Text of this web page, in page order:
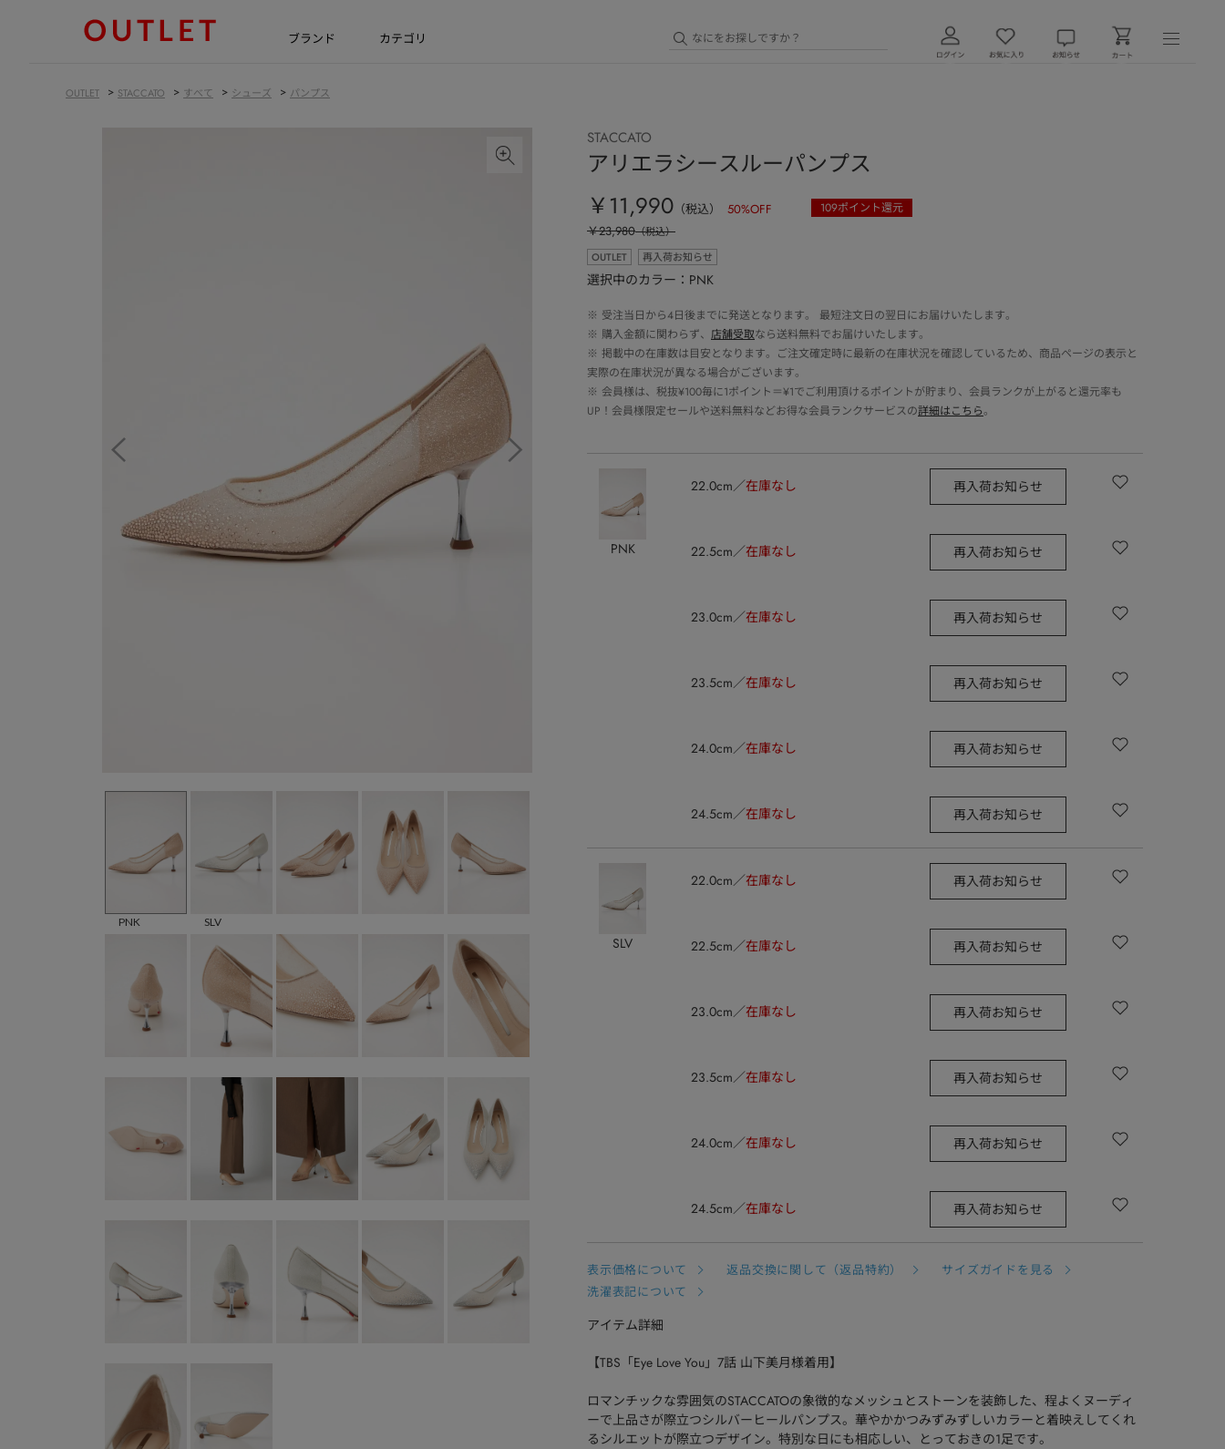
ブランド カテゴリ
OUTLET > STACCATO > すべて > シューズ > パンプス
PNK SLV
STACCATO
アリエラシースルーパンプス
￥11,990 （税込） 50%OFF 109ポイント還元
￥23,980（税込）
OUTLET
再入荷お知らせ
選択中のカラー：PNK
※ 受注当日から4日後までに発送となります。 最短注文日の翌日にお届けいたします。
※ 購入金額に関わらず、 店舗受取なら送料無料でお届けいたします。
※ 掲載中の在庫数は目安となります。ご注文確定時に最新の在庫状況を確認しているため、商品ページの表示と
実際の在庫状況が異なる場合がございます。
※ 会員様は、税抜¥100毎に1ポイント＝¥1でご利用頂けるポイントが貯まり、会員ランクが上がると還元率も
UP！会員様限定セールや送料無料などお得な会員ランクサービスの詳細はこちら。
PNK
22.0cm 在庫なし 再入荷お知らせ
22.5cm 在庫なし 再入荷お知らせ
23.0cm 在庫なし 再入荷お知らせ
23.5cm 在庫なし 再入荷お知らせ
24.0cm 在庫なし 再入荷お知らせ
24.5cm 在庫なし 再入荷お知らせ
SLV
22.0cm 在庫なし 再入荷お知らせ
22.5cm 在庫なし 再入荷お知らせ
23.0cm 在庫なし 再入荷お知らせ
23.5cm 在庫なし 再入荷お知らせ
24.0cm 在庫なし 再入荷お知らせ
24.5cm 在庫なし 再入荷お知らせ
表示価格について 返品交換に関して（返品特約）
サイズガイドを見る
洗濯表記について
アイテム詳細
【TBS「Eye Love You」7話 山下美月様着用】
ロマンチックな雰囲気のSTACCATOの象徴的なメッシュとストーンを装飾した、程よくヌーディ
ーで上品さが際立つシルバーヒールパンプス。華やかかつみずみずしいカラーと着映えしてくれ
るシルエットが際立つデザイン。特別な日にも相応しい、とっておきの1足です。